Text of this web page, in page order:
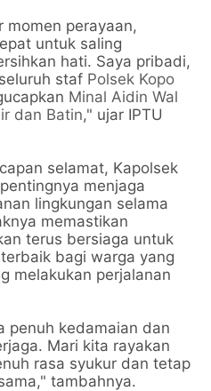
momen perayaan,
untuk saling
hati. Saya pribadi,
staf Polsek Kopo
Minal Aidin Wal
dan Batin," ujar IPTU
selamat, Kapolsek
menjaga
lingkungan selama
memastikan
terus bersiaga untuk
bagi warga yang
melakukan perjalanan
penuh kedamaian dan
Mari kita rayakan
rasa syukur dan tetap
tambahnya.